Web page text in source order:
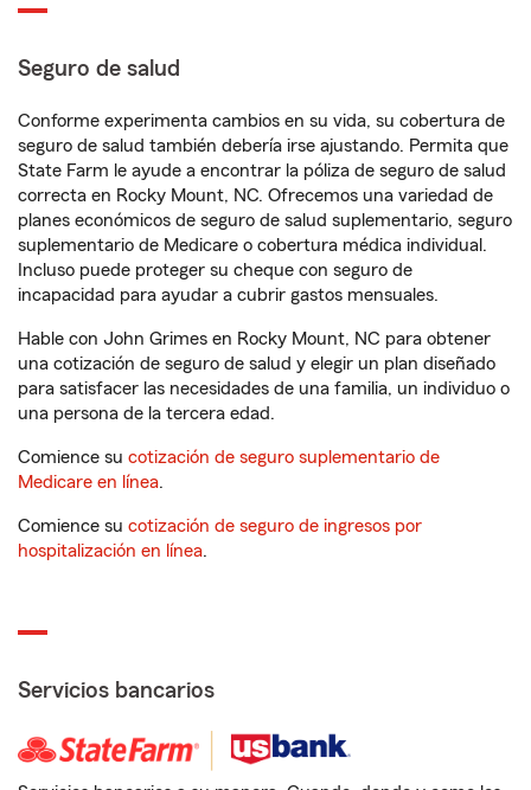
Seguro de salud
Conforme experimenta cambios en su vida, su cobertura de
seguro de salud también debería irse ajustando. Permita que
State Farm le ayude a encontrar la póliza de seguro de salud
correcta en Rocky Mount, NC. Ofrecemos una variedad de
planes económicos de seguro de salud suplementario, seguro
suplementario de Medicare o cobertura médica individual.
Incluso puede proteger su cheque con seguro de
incapacidad para ayudar a cubrir gastos mensuales.
Hable con John Grimes en Rocky Mount, NC para obtener
una cotización de seguro de salud y elegir un plan diseñado
para satisfacer las necesidades de una familia, un individuo o
una persona de la tercera edad.
Comience su cotización de seguro suplementario de
Medicare en línea.
Comience su cotización de seguro de ingresos por
hospitalización en línea.
Servicios bancarios